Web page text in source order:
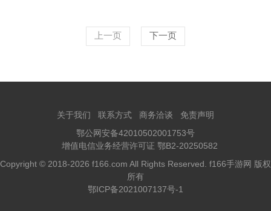
上一页 下一页
关于我们 联系方式 商务洽谈
免责声明
鄂公网安备42010502001753号
增值电信业务经营许可证 鄂B2-20250582
Copyright © 2018-2026 f166.com All Rights Reserved. f166手游网 版权
所有
鄂ICP备2021007137号-1